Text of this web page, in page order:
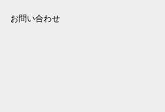
お問い合わせ